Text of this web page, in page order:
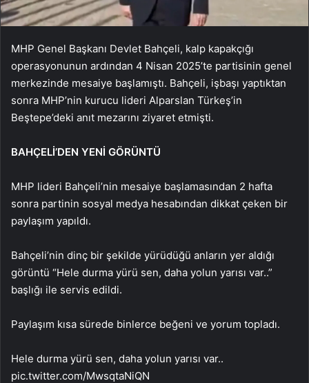
MHP Genel Başkanı Devlet Bahçeli, kalp kapakçığı
operasyonunun ardından 4 Nisan 2025’te partisinin genel
merkezinde mesaiye başlamıştı. Bahçeli, işbaşı yaptıktan
sonra MHP’nin kurucu lideri Alparslan Türkeş’in
Beştepe’deki anıt mezarını ziyaret etmişti.
BAHÇELİ’DEN YENİ GÖRÜNTÜ
MHP lideri Bahçeli’nin mesaiye başlamasından 2 hafta
sonra partinin sosyal medya hesabından dikkat çeken bir
paylaşım yapıldı.
Bahçeli’nin dinç bir şekilde yürüdüğü anların yer aldığı
görüntü “Hele durma yürü sen, daha yolun yarısı var..”
başlığı ile servis edildi.
Paylaşım kısa sürede binlerce beğeni ve yorum topladı.
Hele durma yürü sen, daha yolun yarısı var..
pic.twitter.com/MwsqtaNiQN